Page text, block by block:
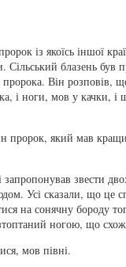
із якоїсь іншої
Сільський блазень був
пророка. Він розповів,
і ноги, мов у качки, і
пророк, який мав
запропонував звести
Усі сказали, що це
на сонячну бороду
ногою, що
мов півні.